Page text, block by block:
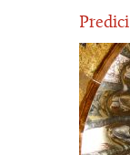
Predici